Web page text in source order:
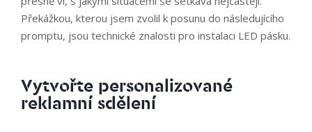
Překážkou, kterou jsem zvolil k posunu do následujícího
promptu, jsou technické znalosti pro instalaci LED pásku.
Vytvořte personalizované
reklamní sdělení